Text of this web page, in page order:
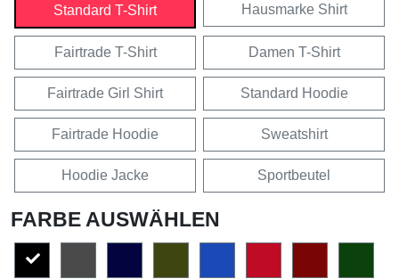
Standard T-Shirt Hausmarke Shirt
Fairtrade T-Shirt Damen T-Shirt
Fairtrade Girl Shirt Standard Hoodie
Fairtrade Hoodie Sweatshirt
Hoodie Jacke Sportbeutel
FARBE AUSWÄHLEN